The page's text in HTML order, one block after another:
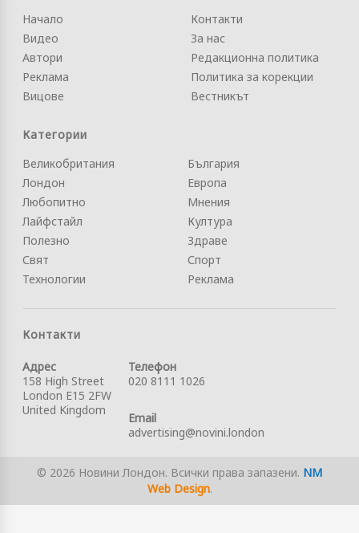
Начало
Видео
Автори
Реклама
Вицове
Контакти
За нас
Редакционна политика
Политика за корекции
Вестникът
Категории
Великобритания
Лондон
Любопитно
Лайфстайл
Полезно
Свят
Технологии
България
Европа
Мнения
Култура
Здраве
Спорт
Реклама
Контакти
Адрес
158 High Street
London E15 2FW
United Kingdom
Телефон
020 8111 1026
Email
advertising@novini.london
© 2026 Новини Лондон. Всички права запазени. NM
Web Design.